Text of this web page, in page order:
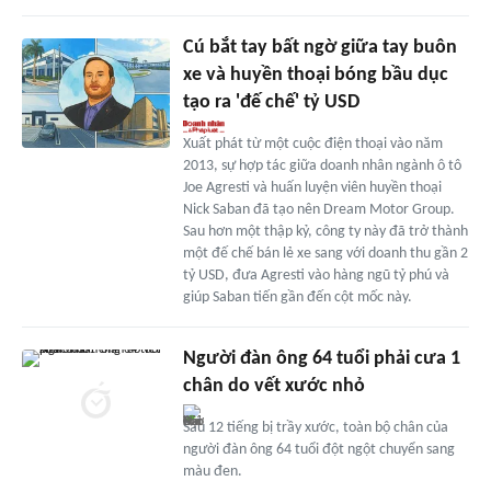
Cú bắt tay bất ngờ giữa tay buôn
xe và huyền thoại bóng bầu dục
tạo ra 'đế chế' tỷ USD
Xuất phát từ một cuộc điện thoại vào năm
2013, sự hợp tác giữa doanh nhân ngành ô tô
Joe Agresti và huấn luyện viên huyền thoại
Nick Saban đã tạo nên Dream Motor Group.
Sau hơn một thập kỷ, công ty này đã trở thành
một đế chế bán lẻ xe sang với doanh thu gần 2
tỷ USD, đưa Agresti vào hàng ngũ tỷ phú và
giúp Saban tiến gần đến cột mốc này.
Người đàn ông 64 tuổi phải cưa 1
chân do vết xước nhỏ
Sau 12 tiếng bị trầy xước, toàn bộ chân của
người đàn ông 64 tuổi đột ngột chuyển sang
màu đen.